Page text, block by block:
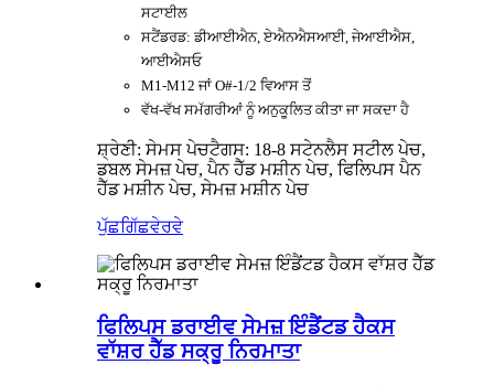
ਸਟਾਈਲ
ਸਟੈਂਡਰਡ: ਡੀਆਈਐਨ, ਏਐਨਐਸਆਈ, ਜੇਆਈਐਸ,
ਆਈਐਸਓ
M1-M12 ਜਾਂ O#-1/2 ਵਿਆਸ ਤੋਂ
ਵੱਖ-ਵੱਖ ਸਮੱਗਰੀਆਂ ਨੂੰ ਅਨੁਕੂਲਿਤ ਕੀਤਾ ਜਾ ਸਕਦਾ ਹੈ
ਸ਼੍ਰੇਣੀ: ਸੇਮਸ ਪੇਚਟੈਗਸ: 18-8 ਸਟੇਨਲੈਸ ਸਟੀਲ ਪੇਚ,
ਡਬਲ ਸੇਮਜ਼ ਪੇਚ, ਪੈਨ ਹੈੱਡ ਮਸ਼ੀਨ ਪੇਚ, ਫਿਲਿਪਸ ਪੈਨ
ਹੈੱਡ ਮਸ਼ੀਨ ਪੇਚ, ਸੇਮਜ਼ ਮਸ਼ੀਨ ਪੇਚ
ਪੁੱਛਗਿੱਛਵੇਰਵੇ
ਫਿਲਿਪਸ ਡਰਾਈਵ ਸੇਮਜ਼ ਇੰਡੈਂਟਡ ਹੈਕਸ
ਵਾੱਸ਼ਰ ਹੈੱਡ ਸਕ੍ਰੂ ਨਿਰਮਾਤਾ